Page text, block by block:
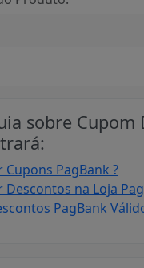
sobre Cupom
Cupons PagBank ?
Descontos na Loja
PagBank